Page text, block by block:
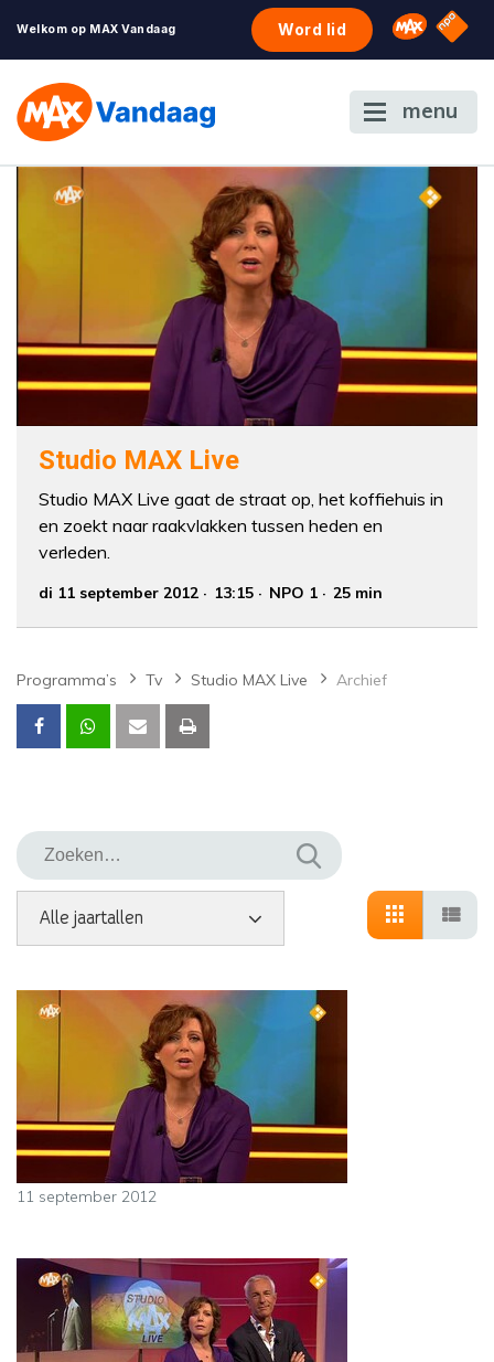
Welkom op MAX Vandaag Word lid Omroep
NPO
menu
Studio MAX Live
Studio MAX Live gaat de straat op, het koffiehuis in
en zoekt naar raakvlakken tussen heden en
verleden.
di 11 september 2012 13:15 NPO 1 25 min
Programma’s Tv Studio MAX Live Archief
11 september 2012